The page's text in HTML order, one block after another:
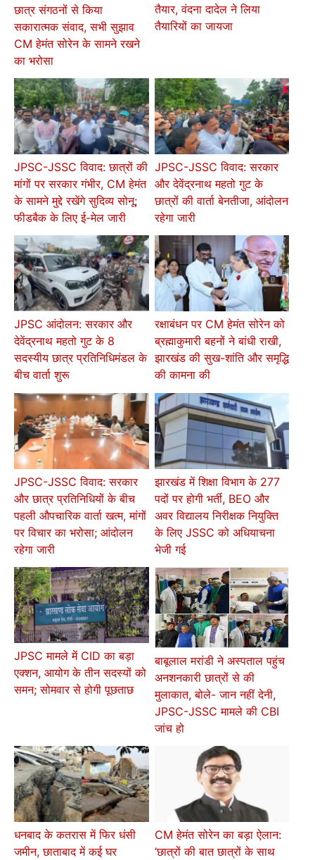
छात्र संगठनों से किया
सकारात्मक संवाद, सभी सुझाव
CM हेमंत सोरेन के सामने रखने
का भरोसा
तैयार, वंदना दादेल ने लिया
तैयारियों का जायजा
JPSC-JSSC विवाद: छात्रों की
मांगों पर सरकार गंभीर, CM हेमंत
के सामने मुद्दे रखेंगे सुदिव्य सोनू;
फीडबैक के लिए ई-मेल जारी
JPSC-JSSC विवाद: सरकार
और देवेंद्रनाथ महतो गुट के
छात्रों की वार्ता बेनतीजा, आंदोलन
रहेगा जारी
JPSC आंदोलन: सरकार और
देवेंद्रनाथ महतो गुट के 8
सदस्यीय छात्र प्रतिनिधिमंडल के
बीच वार्ता शुरू
रक्षाबंधन पर CM हेमंत सोरेन को
ब्रह्माकुमारी बहनों ने बांधी राखी,
झारखंड की सुख-शांति और समृद्धि
की कामना की
JPSC-JSSC विवाद: सरकार
और छात्र प्रतिनिधियों के बीच
पहली औपचारिक वार्ता खत्म, मांगों
पर विचार का भरोसा; आंदोलन
रहेगा जारी
झारखंड में शिक्षा विभाग के 277
पदों पर होगी भर्ती, BEO और
अवर विद्यालय निरीक्षक नियुक्ति
के लिए JSSC को अधियाचना
भेजी गई
JPSC मामले में CID का बड़ा
एक्शन, आयोग के तीन सदस्यों को
समन; सोमवार से होगी पूछताछ
बाबूलाल मरांडी ने अस्पताल पहुंच
अनशनकारी छात्रों से की
मुलाकात, बोले- जान नहीं देनी,
JPSC-JSSC मामले की CBI
जांच हो
धनबाद के कतरास में फिर धंसी
जमीन, छाताबाद में कई घर
CM हेमंत सोरेन का बड़ा ऐलान:
‘छात्रों की बात छात्रों के साथ